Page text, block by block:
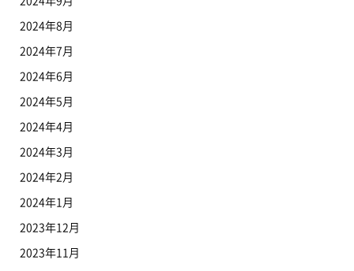
2024年8月
2024年7月
2024年6月
2024年5月
2024年4月
2024年3月
2024年2月
2024年1月
2023年12月
2023年11月